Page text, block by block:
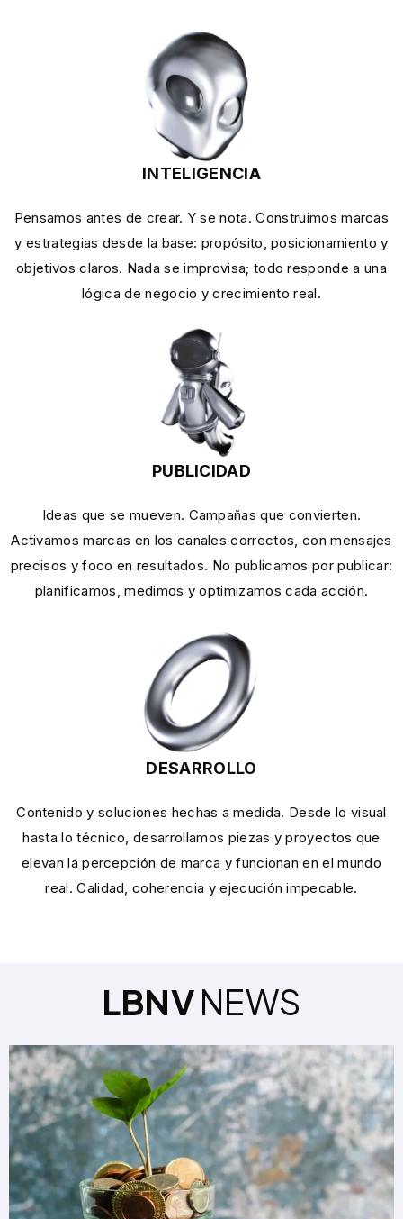
INTELIGENCIA
Pensamos antes de crear. Y se nota. Construimos marcas
y estrategias desde la base: propósito, posicionamiento y
objetivos claros. Nada se improvisa; todo responde a una
lógica de negocio y crecimiento real.
PUBLICIDAD
Ideas que se mueven. Campañas que convierten.
Activamos marcas en los canales correctos, con mensajes
precisos y foco en resultados. No publicamos por publicar:
planificamos, medimos y optimizamos cada acción.
DESARROLLO
Contenido y soluciones hechas a medida. Desde lo visual
hasta lo técnico, desarrollamos piezas y proyectos que
elevan la percepción de marca y funcionan en el mundo
real. Calidad, coherencia y ejecución impecable.
LBNVNEWS